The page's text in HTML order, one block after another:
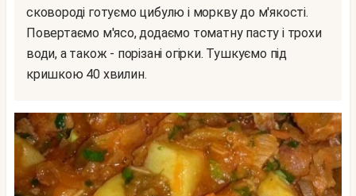
сковороді готуємо цибулю і моркву до м'якості.
Повертаємо м'ясо, додаємо томатну пасту і трохи
води, а також - порізані огірки. Тушкуємо під
кришкою 40 хвилин.